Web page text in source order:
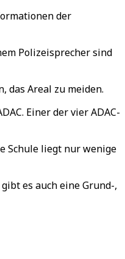
der
Polizeisprecher sind
das Areal zu meiden.
Einer der vier ADAC-
Schule liegt nur wenige
es auch eine Grund-,